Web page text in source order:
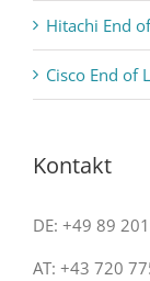
Hitachi End
Cisco End of
Kontakt
DE: +49 89
AT: +43 720